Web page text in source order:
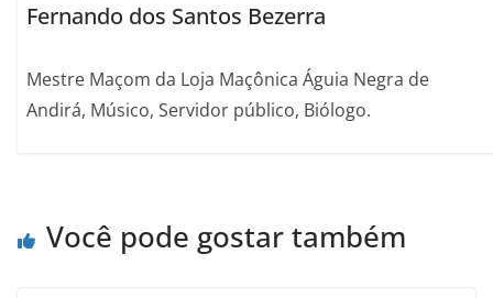
Fernando dos Santos Bezerra
Mestre Maçom da Loja Maçônica Águia Negra de
Andirá, Músico, Servidor público, Biólogo.
Você pode gostar também